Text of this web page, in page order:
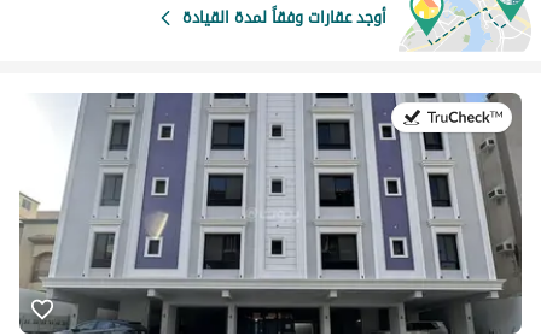
أوجد عقارات وفقاً لمدة القيادة
في:2 أغسطس 2026